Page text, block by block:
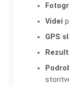
Videi
GPS